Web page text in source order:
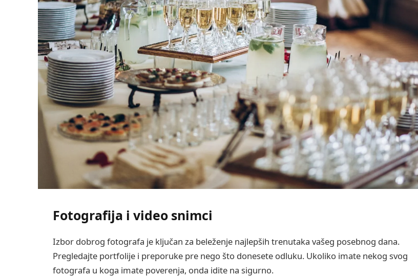
Fotografija i video snimci
Izbor dobrog fotografa je ključan za beleženje najlepših trenutaka vašeg posebnog dana.
Pregledajte portfolije i preporuke pre nego što donesete odluku. Ukoliko imate nekog svog
fotografa u koga imate poverenja, onda idite na sigurno.